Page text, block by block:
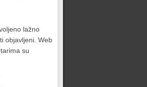
lažno
objavljeni. Web
su